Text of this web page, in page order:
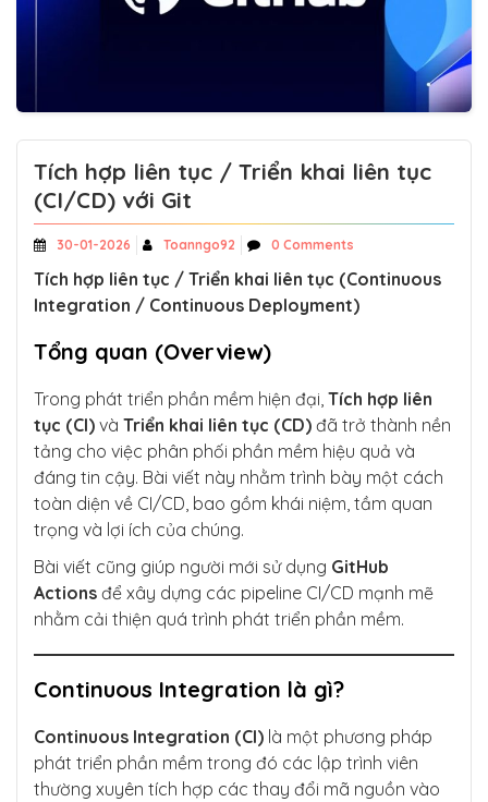
Tích hợp liên tục / Triển khai liên tục
(CI/CD) với Git
30-01-2026 Toanngo92 0 Comments
Tích hợp liên tục / Triển khai liên tục (Continuous
Integration / Continuous Deployment)
Tổng quan (Overview)
Trong phát triển phần mềm hiện đại, Tích hợp liên
tục (CI) và Triển khai liên tục (CD) đã trở thành nền
tảng cho việc phân phối phần mềm hiệu quả và
đáng tin cậy. Bài viết này nhằm trình bày một cách
toàn diện về CI/CD, bao gồm khái niệm, tầm quan
trọng và lợi ích của chúng.
Bài viết cũng giúp người mới sử dụng GitHub
Actions để xây dựng các pipeline CI/CD mạnh mẽ
nhằm cải thiện quá trình phát triển phần mềm.
Continuous Integration là gì?
Continuous Integration (CI) là một phương pháp
phát triển phần mềm trong đó các lập trình viên
thường xuyên tích hợp các thay đổi mã nguồn vào